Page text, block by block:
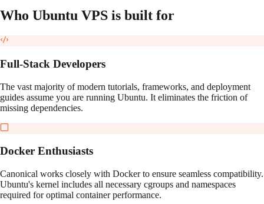
Who Ubuntu VPS is built for
Full-Stack Developers
The vast majority of modern tutorials, frameworks, and deployment
guides assume you are running Ubuntu. It eliminates the friction of
missing dependencies.
Docker Enthusiasts
Canonical works closely with Docker to ensure seamless compatibility.
Ubuntu's kernel includes all necessary cgroups and namespaces
required for optimal container performance.